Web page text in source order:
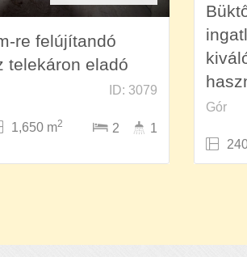
re felújítandó
telekáron eladó
ID: 3079
1,650 m2 2 1
Gór